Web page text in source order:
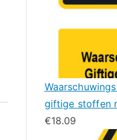
giftige stoffen
€18.09